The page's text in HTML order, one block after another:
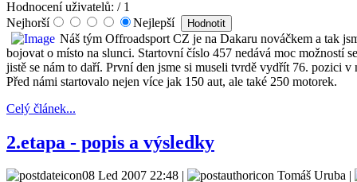
Hodnocení uživatelů: / 1
Nejhorší
Nejlepší
Náš tým Offroadsport CZ je na Dakaru nováčkem a tak
bojovat o místo na slunci. Startovní číslo 457 nedává moc možností
jistě se nám to daří. První den jsme si museli tvrdě vydřít 76. pozici v
Před námi startovalo nejen více jak 150 aut, ale také 250 motorek.
Celý článek...
2.etapa - popis a výsledky
08 Led 2007 22:48 |
Tomáš Uruba |